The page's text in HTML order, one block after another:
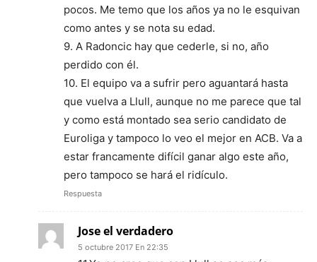
pocos. Me temo que los años ya no le esquivan
como antes y se nota su edad.
9. A Radoncic hay que cederle, si no, año
perdido con él.
10. El equipo va a sufrir pero aguantará hasta
que vuelva a Llull, aunque no me parece que tal
y como está montado sea serio candidato de
Euroliga y tampoco lo veo el mejor en ACB. Va a
estar francamente difícil ganar algo este año,
pero tampoco se hará el ridículo.
Respuesta
Jose el verdadero
5 octubre 2017 En 22:35